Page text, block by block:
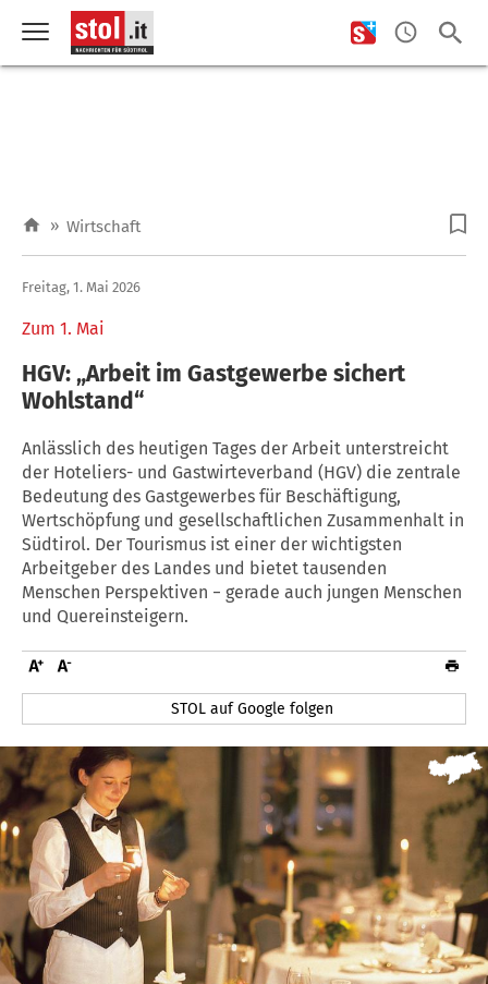
» Wirtschaft
Zum 1. Mai
Freitag, 1. Mai 2026
HGV: „Arbeit im Gastgewerbe sichert
Wohlstand“
Anlässlich des heutigen Tages der Arbeit unterstreicht
der Hoteliers- und Gastwirteverband (HGV) die zentrale
Bedeutung des Gastgewerbes für Beschäftigung,
Wertschöpfung und gesellschaftlichen Zusammenhalt in
Südtirol. Der Tourismus ist einer der wichtigsten
Arbeitgeber des Landes und bietet tausenden
Menschen Perspektiven − gerade auch jungen Menschen
und Quereinsteigern.
STOL auf Google folgen